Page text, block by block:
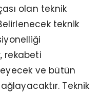
olan teknik
teknik
rekabeti
ve bütün
Teknik